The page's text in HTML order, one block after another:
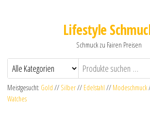
Lifestyle
Schmuck zu Fairen Preisen
Meistgesucht: Gold // Silber// Edelstahl // Modeschmuck
Watches